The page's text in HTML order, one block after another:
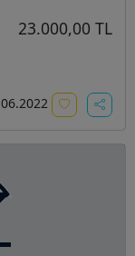
23.000,00 TL